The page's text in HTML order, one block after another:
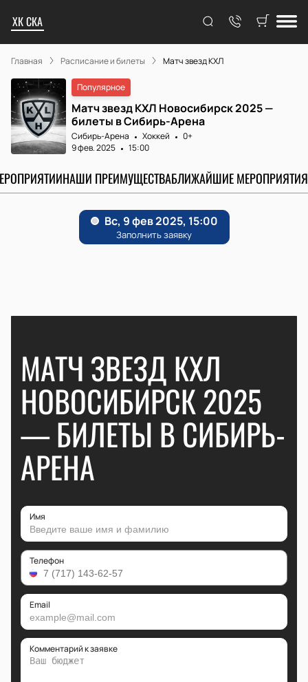
ХК СКА
Главная Расписание и билеты Матч звезд КХЛ
Популярное
Матч звезд КХЛ Новосибирск 2025 —
билеты в Сибирь-Арена
Сибирь-Арена Хоккей
0+
9 фев. 2025
15:00
НАШИ ПРЕИМУЩЕСТВАБЛИЖАЙШИЕ МЕРОПРИЯТИЯ
МАТЧ ЗВЕЗД КХЛ
НОВОСИБИРСК 2025
— БИЛЕТЫ В СИБИРЬ-
АРЕНА
Имя
Телефон
Email
Комментарий к заявке